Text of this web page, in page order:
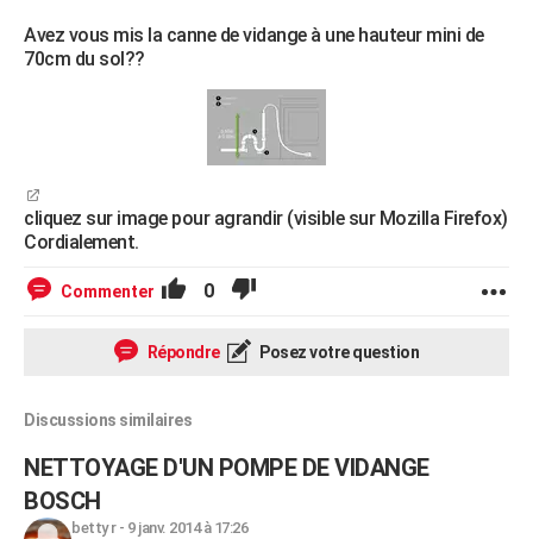
Avez vous mis la canne de vidange à une hauteur mini de
70cm du sol??
cliquez sur image pour agrandir (visible sur Mozilla Firefox)
Cordialement.
Commenter 0
Répondre Posez votre question
Discussions similaires
NETTOYAGE D'UN POMPE DE VIDANGE
BOSCH
betty r- 9 janv. 2014 à 17:26